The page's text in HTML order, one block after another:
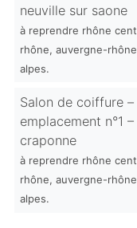
neuville sur saone
à reprendre rhône
rhône, auvergne-
alpes.
Salon de coiffure –
emplacement n°1 –
craponne
à reprendre rhône
rhône, auvergne-
alpes.